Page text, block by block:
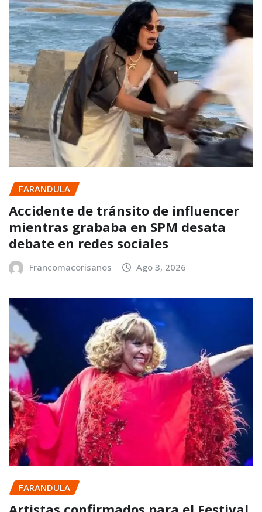
FARANDULA
Accidente de tránsito de influencer
mientras grababa en SPM desata
debate en redes sociales
Francomacorisanos Ago 3, 2026
FARANDULA